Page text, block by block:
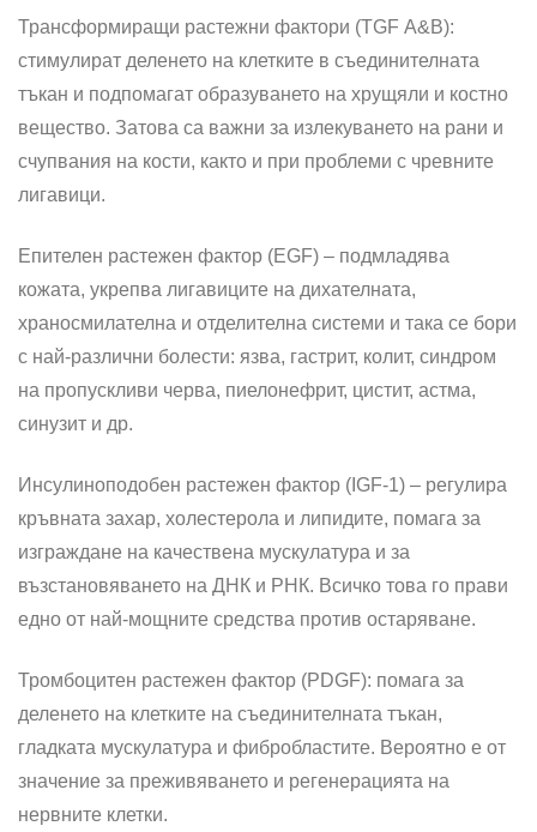
Трансформиращи растежни фактори (ТGF А&B):
стимулират деленето на клетките в съединителната
тъкан и подпомагат образуването на хрущяли и костно
вещество. Затова са важни за излекуването на рани и
счупвания на кости, както и при проблеми с чревните
лигавици.
Епителен растежен фактор (ЕGF) – подмладява
кожата, укрепва лигавиците на дихателната,
храносмилателна и отделителна системи и така се бори
с най-различни болести: язва, гастрит, колит, синдром
на пропускливи черва, пиелонефрит, цистит, астма,
синузит и др.
Инсулиноподобен растежен фактор (IGF-1) – регулира
кръвната захар, холестерола и липидите, помага за
изграждане на качествена мускулатура и за
възстановяването на ДНК и РНК. Всичко това го прави
едно от най-мощните средства против остаряване.
Тромбоцитен растежен фактор (PDGF): помага за
деленето на клетките на съединителната тъкан,
гладката мускулатура и фибробластите. Вероятно е от
значение за преживяването и регенерацията на
нервните клетки.